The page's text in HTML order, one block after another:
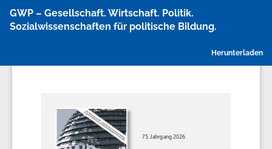
Artikeldetails
zurückkehren
GWP – Gesellschaft. Wirtschaft. Politik.
Sozialwissenschaften für politische Bildung.
Herunterladen